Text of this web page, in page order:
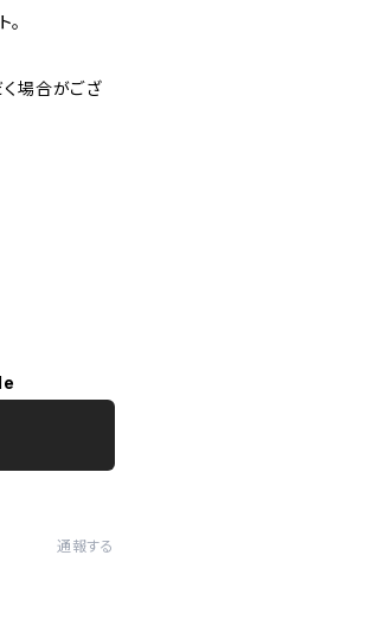
場合がござ
通報する